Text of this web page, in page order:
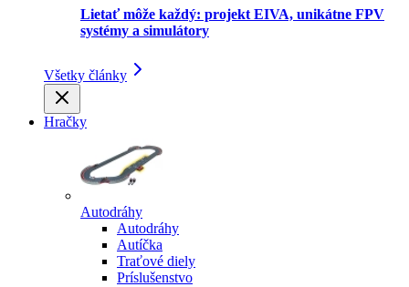
Lietať môže každý: projekt EIVA, unikátne FPV
systémy a simulátory
Všetky články
Hračky
Autodráhy
Autodráhy
Autíčka
Traťové diely
Príslušenstvo